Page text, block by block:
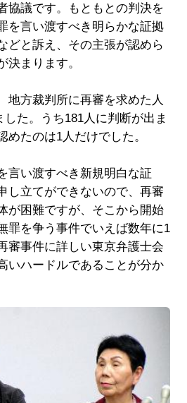
協議です。もともとの判決を
を言い渡すべき明らかな証拠
どと訴え、その主張が認めら
決まります。
方裁判所に再審を求めた人
した。うち181人に判断が出ま
めたのは1人だけでした。
言い渡すべき新規明白な証
し立てができないので、再審
が困難ですが、そこから開始
罪を争う事件でいえば数年に1
審事件に詳しい東京弁護士会
いハードルであることが分か